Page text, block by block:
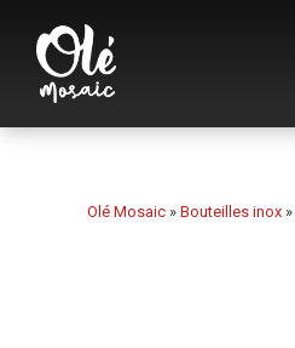
Olé Mosaic » Bouteilles inox »